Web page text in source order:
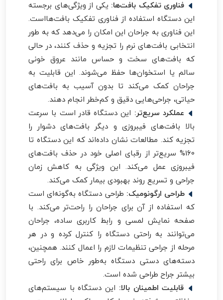
فناوری تفکیک بافت‌ها: یکی از ویژگی‌های برجسته
این دستگاه استفاده از فناوری تفکیک بافت‌هااست.
این فناوری به جراحان این امکان را می‌دهد که به طور
انتخابی بافت‌های نرم را تجزیه و حذف کنند، در حالی
که بافت‌های سخت و حساس مانند عروق خونی
سالم یا استخوان‌ها حفظ می‌شوند. این قابلیت به
جراحان کمک می‌کند تا بدون آسیب به بافت‌های
حیاتی، جراحی‌هایی دقیق و کم‌خطر انجام دهند.
عملکرد سریع‌تر: این دستگاه قادر است با سرعت
بالا بافت‌های فیبروزی و دیگر بافت‌های دشوار را
تجزیه کند. مطالعات نشان داده‌اند که این دستگاه تا
160% سریع‌تر از رقبای اصلی خود در حذف بافت‌های
فیبروزی عمل می‌کند. این ویژگی به کاهش زمان
جراحی و تسریع روند بهبودی بیمار کمک می‌کند.
طراحی ارگونومیک: طراحی دستگاه به‌گونه‌ای است
که استفاده از آن برای جراحان را راحت‌تر می‌کند. با
صفحه نمایش لمسی و رابط کاربری ساده، جراحان
می‌توانند به راحتی دستگاه را کنترل کرده و در هر
مرحله از جراحی تنظیمات لازم را اعمال کنند. همچنین،
دسته‌های دستی دستگاه به‌طور خاص برای راحتی
بیشتر جراح طراحی شده است.
قابلیت اطمینان بالا: این دستگاه با سیستم‌های